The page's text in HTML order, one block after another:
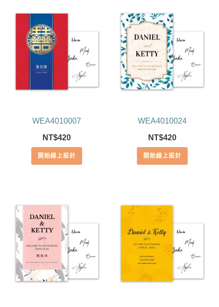
WEA4010007
NT$420
開始線上設計
WEA4010024
NT$420
開始線上設計